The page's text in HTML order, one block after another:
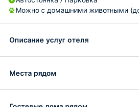
Можно с домашними животными
Описание услуг отеля
Места рядом